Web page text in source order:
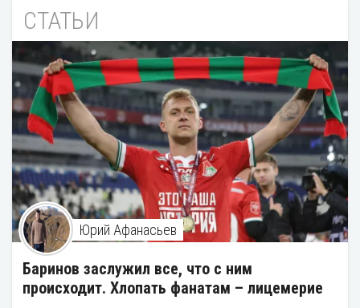
СТАТЬИ
Юрий Афанасьев
Баринов заслужил все, что с ним
происходит. Хлопать фанатам – лицемерие